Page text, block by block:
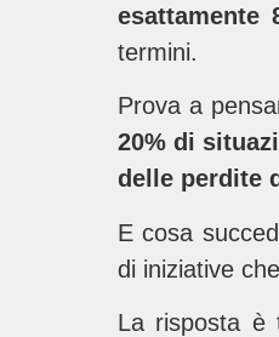
esattamente
termini.
Prova a
20% di
delle perdite
E cosa
di iniziative
La risposta è